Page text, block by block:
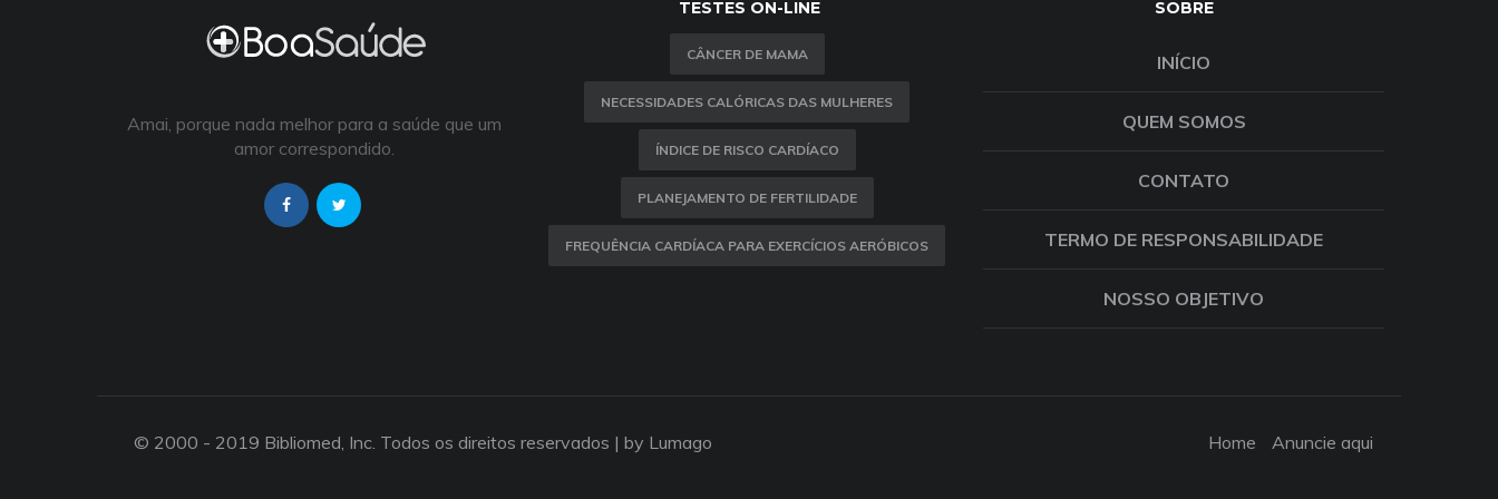
Amai, porque nada melhor para a saúde que um
amor correspondido.
TESTES ON-LINE
CÂNCER DE MAMA
NECESSIDADES CALÓRICAS DAS MULHERES
ÍNDICE DE RISCO CARDÍACO
PLANEJAMENTO DE FERTILIDADE
FREQUÊNCIA CARDÍACA PARA EXERCÍCIOS AERÓBICOS
SOBRE
INÍCIO
QUEM SOMOS
CONTATO
TERMO DE RESPONSABILIDADE
NOSSO OBJETIVO
Home Anuncie aqui
© 2000 - 2019 Bibliomed, Inc. Todos os direitos reservados | by Lumago